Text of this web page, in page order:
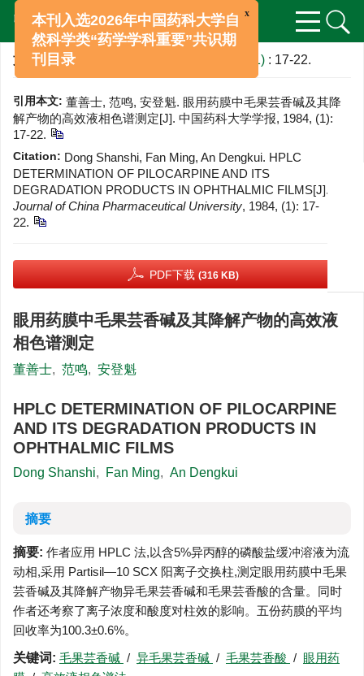
文章导航> (1) : 17-22.
引用本文: 董善士, 范鸣, 安登魁. 眼用药膜中毛果芸香碱及其降
解产物的高效液相色谱测定[J]. 中国药科大学学报, 1984, (1):
17-22.
Citation: Dong Shanshi, Fan Ming, An Dengkui. HPLC
DETERMINATION OF PILOCARPINE AND ITS
DEGRADATION PRODUCTS IN OPHTHALMIC FILMS[J].
Journal of China Pharmaceutical University, 1984, (1): 17-
22.
PDF下载 (316 KB)
眼用药膜中毛果芸香碱及其降解产物的高效液
相色谱测定
董善士, 范鸣, 安登魁
HPLC DETERMINATION OF PILOCARPINE
AND ITS DEGRADATION PRODUCTS IN
OPHTHALMIC FILMS
Dong Shanshi, Fan Ming, An Dengkui
摘要
摘要: 作者应用 HPLC 法,以含5%异丙醇的磷酸盐缓冲溶液为流
动相,采用 Partisil—10 SCX 阳离子交换柱,测定眼用药膜中毛果
芸香碱及其降解产物异毛果芸香碱和毛果芸香酸的含量。同时
作者还考察了离子浓度和酸度对柱效的影响。五份药膜的平均
回收率为100.3±0.6%。
关键词: 毛果芸香碱 / 异毛果芸香碱 / 毛果芸香酸 / 眼用药
本刊入选2026年中国药科大学自
然科学类“药学学科重要”共识期
刊目录